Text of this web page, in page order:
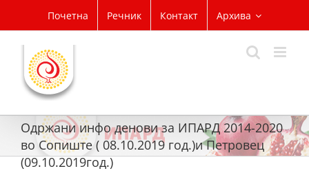
content
Почетна Речник Контакт Архива
Одржани инфо денови за ИПАРД 2014-2020
во Сопиште ( 08.10.2019 год.)и Петровец
(09.10.2019год.)